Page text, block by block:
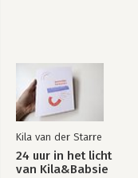
Kila van der Starre
24 uur in het licht
van Kila&Babsie